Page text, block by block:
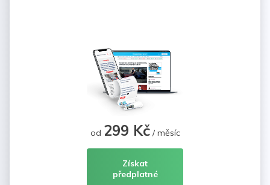
od 299 Kč/ měsíc
Získat
předplatné